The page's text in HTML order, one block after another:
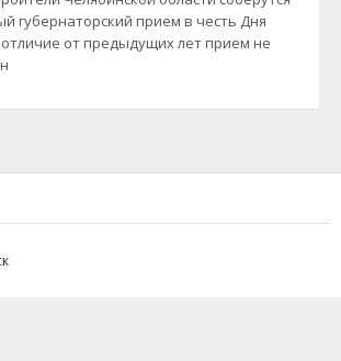
губернаторский прием в честь Дня
отличие от предыдущих лет прием не